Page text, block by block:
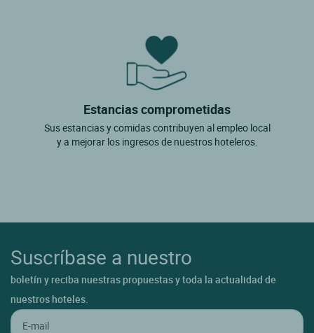
Estancias comprometidas
Sus estancias y comidas contribuyen al empleo local
y a mejorar los ingresos de nuestros hoteleros.
Suscríbase a nuestro
boletín y reciba nuestras propuestas y toda la actualidad de
nuestros hoteles.